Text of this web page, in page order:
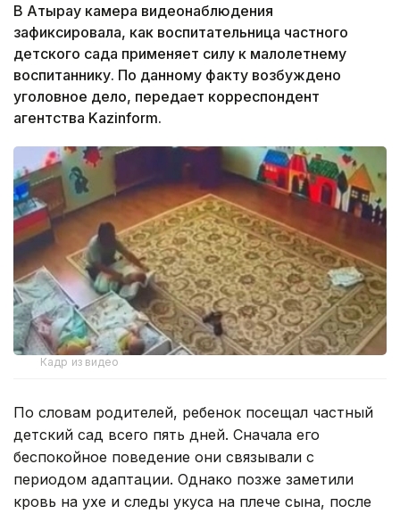
В Атырау камера видеонаблюдения
зафиксировала, как воспитательница частного
детского сада применяет силу к малолетнему
воспитаннику. По данному факту возбуждено
уголовное дело, передает корреспондент
агентства Kazinform.
Кадр из видео
По словам родителей, ребенок посещал частный
детский сад всего пять дней. Сначала его
беспокойное поведение они связывали с
периодом адаптации. Однако позже заметили
кровь на ухе и следы укуса на плече сына, после